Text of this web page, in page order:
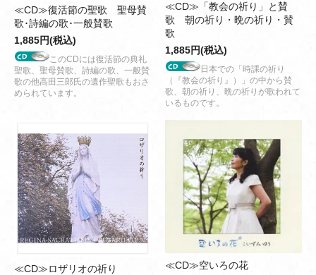
≪CD≫復活節の聖歌 聖母賛
歌･詩編の歌･一般賛歌
1,885円(税込)
このCDには復活節の典礼
聖歌、聖母賛歌、詩編の歌、一般賛
歌の他高田三郎氏の遺作聖歌もおさ
められています。
≪CD≫「教会の祈り」と賛
歌 朝の祈り・晩の祈り・賛
歌
1,885円(税込)
日本での「時課の祈り
（『教会の祈り』）」の中から賛
歌、朝の祈り、晩の祈りが歌われて
いるものです。
≪CD≫ロザリオの祈り
≪CD≫空いろの花